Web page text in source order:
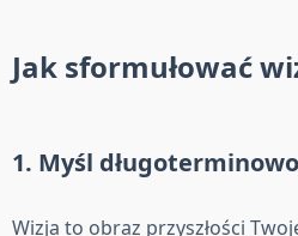
Jak sformułować
1. Myśl
Wizja to obraz przyszłości